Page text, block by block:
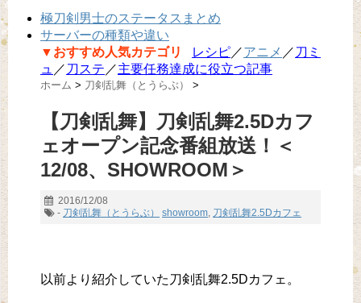
極刀剣男士のステータスまとめ
サーバーの種類や違い
▼おすすめ人気カテゴリ
レシピ／アニメ ／ 刀ミ
ュ ／ 刀ステ ／主要任務達成に役立つ記事
ホーム > 刀剣乱舞（とうらぶ） >
【刀剣乱舞】刀剣乱舞2.5Dカフ
ェオープン記念番組放送！＜
12/08、SHOWROOM＞
2016/12/08
- 刀剣乱舞（とうらぶ） showroom, 刀剣乱舞2.5Dカフェ
以前より紹介していた刀剣乱舞2.5Dカフェ。